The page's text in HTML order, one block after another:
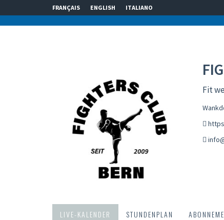
FRANÇAIS ENGLISH ITALIANO
Fit
LIVE-KALENDER STUNDENPLAN